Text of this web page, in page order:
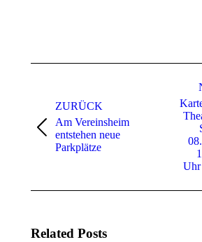
ZURÜCK
Vorheriger
Beitrag:
Am Vereinsheim
entstehen neue
Parkplätze
Uhr
Related Posts